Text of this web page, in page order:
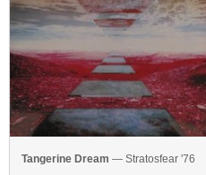
Tangerine Dream — Stratosfear '76